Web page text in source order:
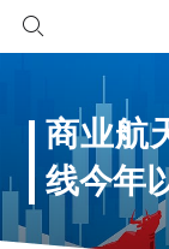
商业航
线今年